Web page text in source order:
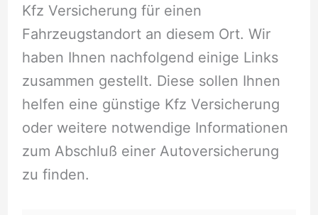
Kfz Versicherung für einen
Fahrzeugstandort an diesem Ort. Wir
haben Ihnen nachfolgend einige Links
zusammen gestellt. Diese sollen Ihnen
helfen eine günstige Kfz Versicherung
oder weitere notwendige Informationen
zum Abschluß einer Autoversicherung
zu finden.